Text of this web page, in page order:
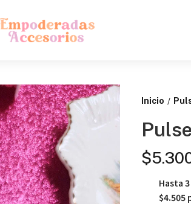
Inicio /
Hasta
$4.505